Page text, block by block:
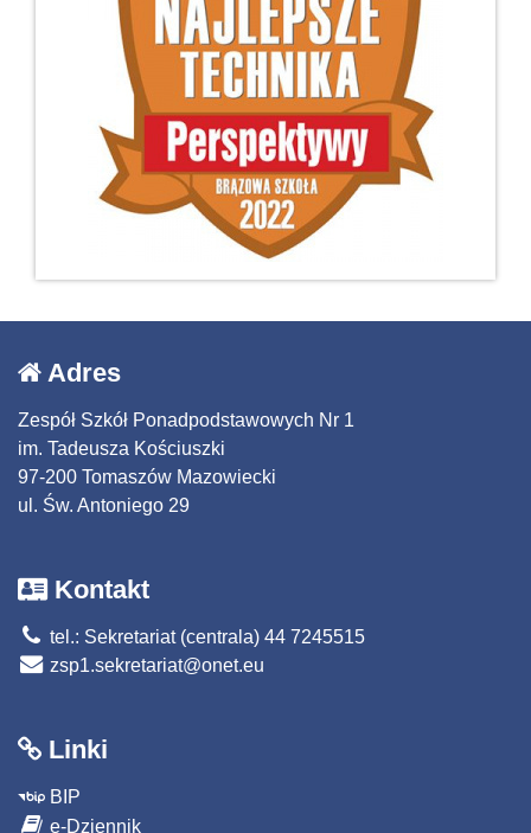
Adres
Zespół Szkół Ponadpodstawowych Nr 1
im. Tadeusza Kościuszki
97-200 Tomaszów Mazowiecki
ul. Św. Antoniego 29
Kontakt
tel.: Sekretariat (centrala) 44 7245515
zsp1.sekretariat@onet.eu
Linki
BIP
e-Dziennik